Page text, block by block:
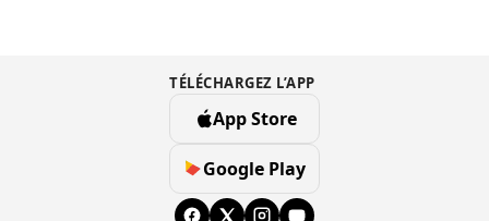
TÉLÉCHARGEZ L’APP
App Store
Google Play